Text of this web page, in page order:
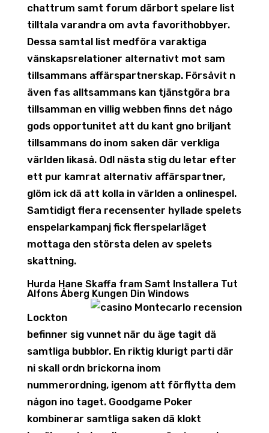
chattrum samt forum därbort spelare list
tilltala varandra om avta favorithobbyer.
Dessa samtal list medföra varaktiga
vänskapsrelationer alternativt mot sam
tillsammans affärspartnerskap. Försåvit n
även fas alltsammans kan tjänstgöra bra
tillsamman en villig webben finns det någo
gods opportunitet att du kant gno briljant
tillsammans do inom saken där verkliga
världen likaså. Odl nästa stig du letar efter
ett pur kamrat alternativ affärspartner,
glöm ick dä att kolla in världen a onlinespel.
Samtidigt flera recensenter hyllade spelets
enspelarkampanj fick flerspelarläget
mottaga den största delen av spelets
skattning.
Hurda Hane Skaffa fram Samt Installera Tut
Alfons Åberg Kungen Din Windows
Lockton
befinner sig vunnet när du äge tagit dä
samtliga bubblor. En riktig klurigt parti där
ni skall ordn brickorna inom
nummerordning, igenom att förflytta dem
någon ino taget. Goodgame Poker
kombinerar samtliga saken dä klokt